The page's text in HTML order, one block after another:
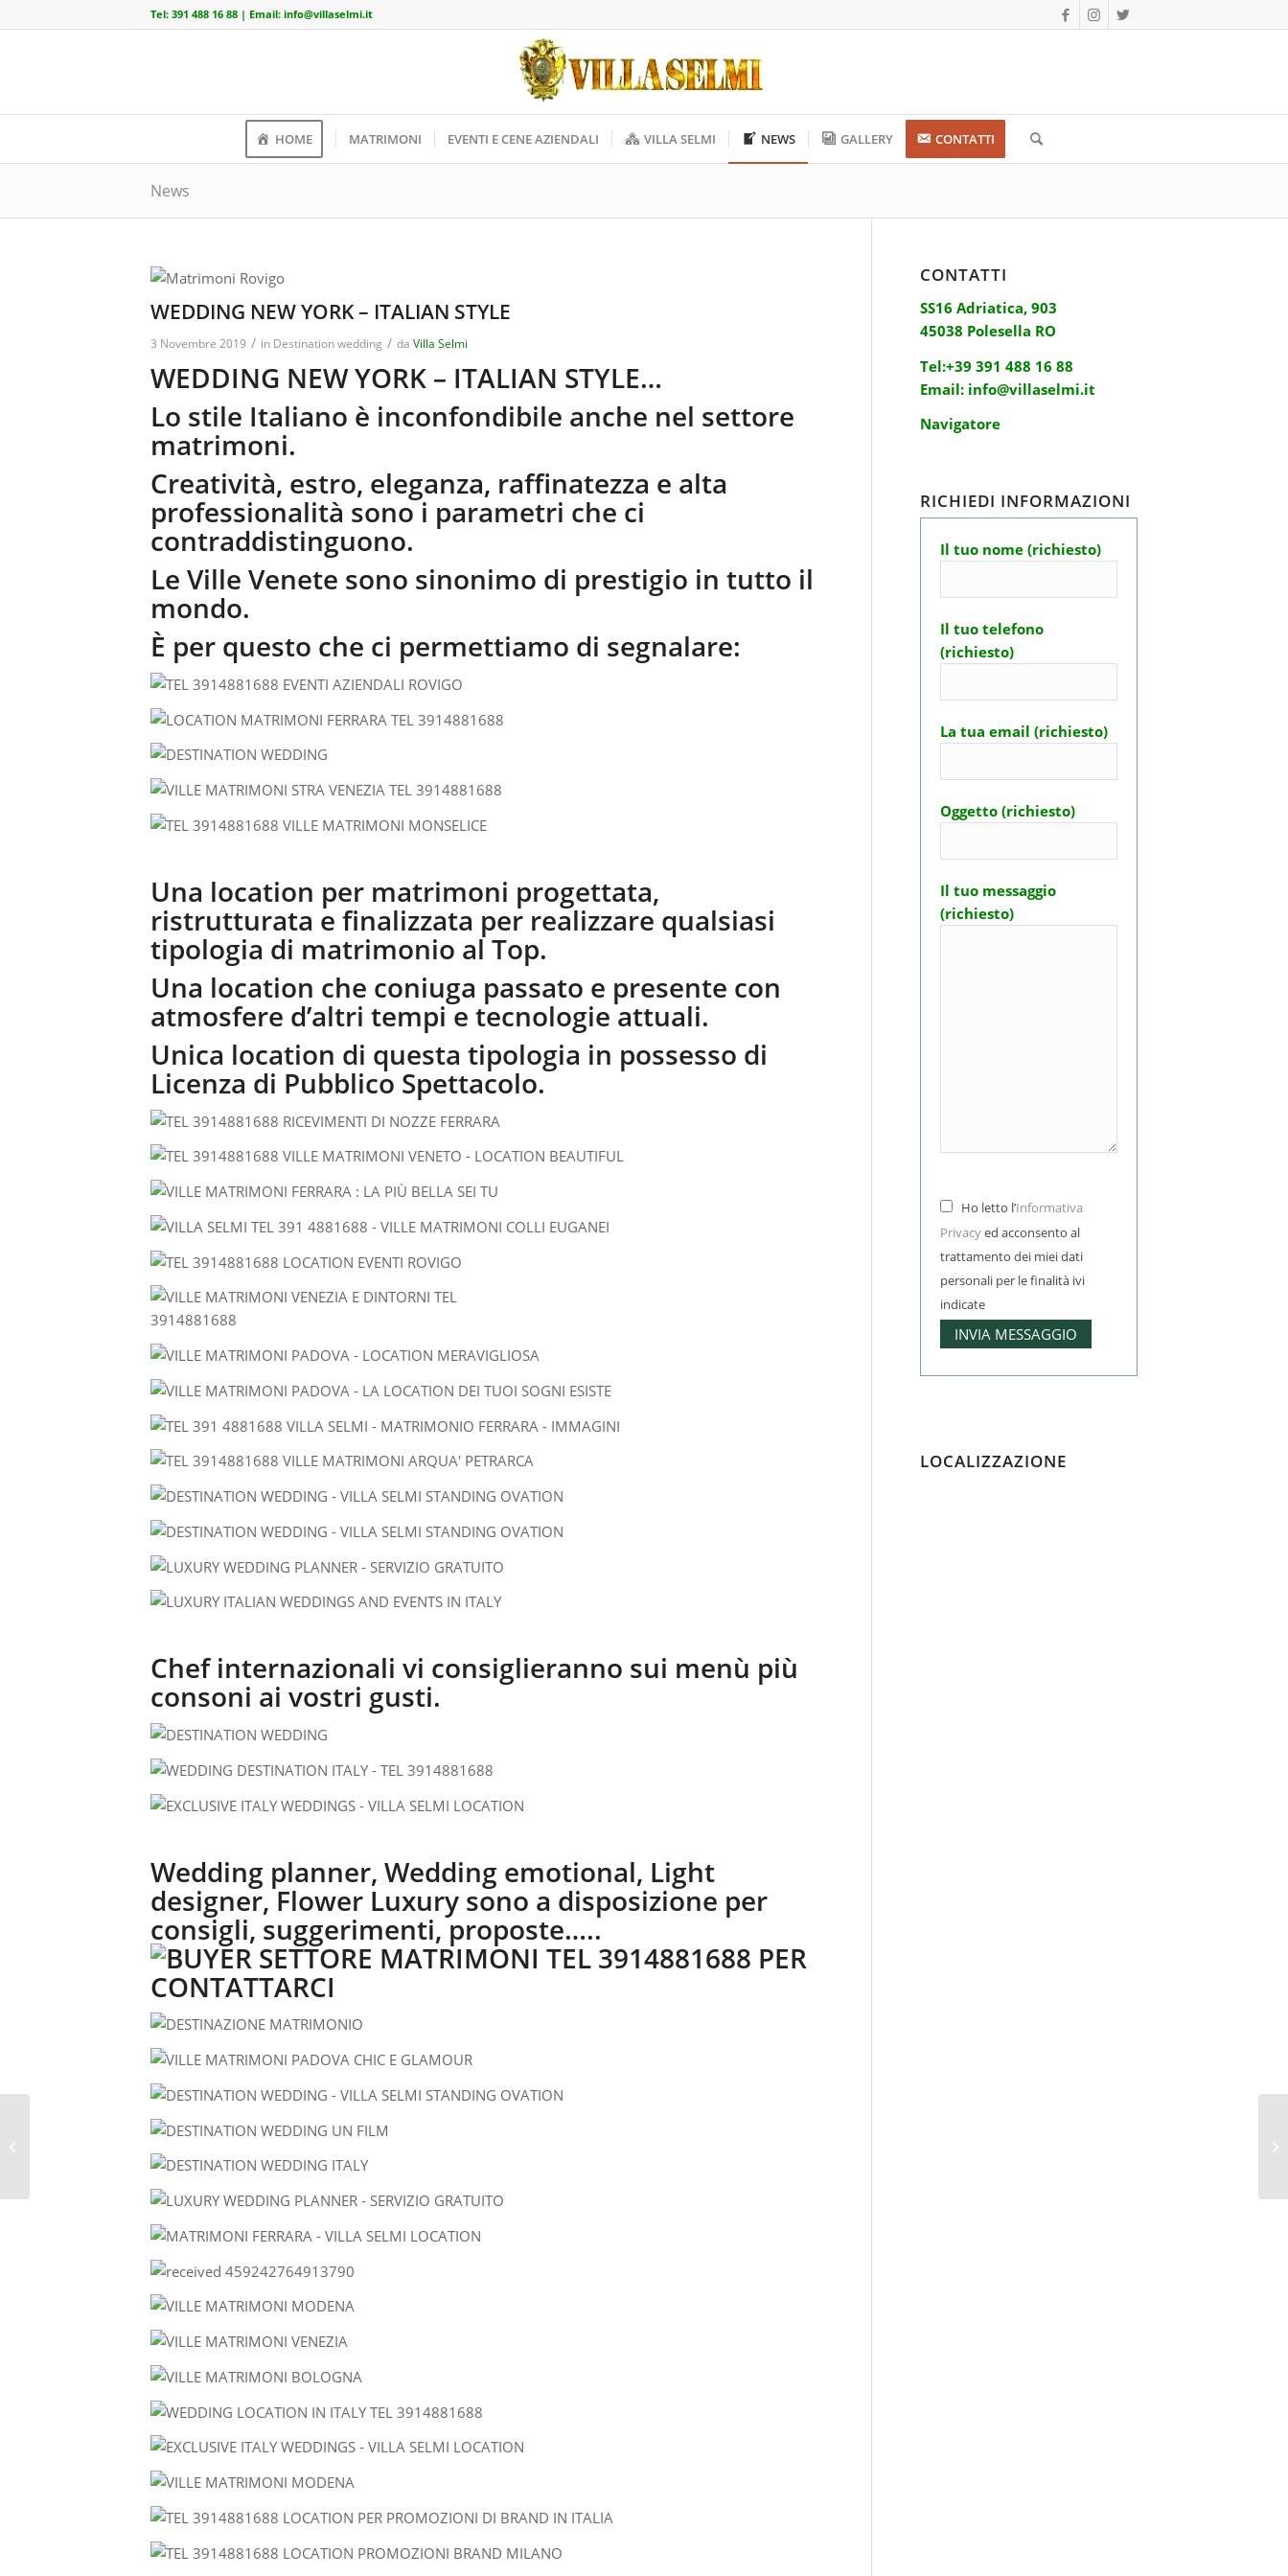
Tel: 391 488 16 88 | Email: info@villaselmi.it
HOME MATRIMONI EVENTI E CENE AZIENDALI VILLA SELMI NEWS GALLERY CONTATTI
News
WEDDING NEW YORK – ITALIAN STYLE
3 Novembre 2019 / in Destination wedding / da Villa Selmi
WEDDING NEW YORK – ITALIAN STYLE…
Lo stile Italiano è inconfondibile anche nel settore
matrimoni.
Creatività, estro, eleganza, raffinatezza e alta
professionalità sono i parametri che ci
contraddistinguono.
Le Ville Venete sono sinonimo di prestigio in tutto il
mondo.
È per questo che ci permettiamo di segnalare:
Una location per matrimoni progettata,
ristrutturata e finalizzata per realizzare qualsiasi
tipologia di matrimonio al Top.
Una location che coniuga passato e presente con
atmosfere d’altri tempi e tecnologie attuali.
Unica location di questa tipologia in possesso di
Licenza di Pubblico Spettacolo.
Chef internazionali vi consiglieranno sui menù più
consoni ai vostri gusti.
Wedding planner, Wedding emotional, Light
designer, Flower Luxury sono a disposizione per
consigli, suggerimenti, proposte…..
CONTATTI
SS16 Adriatica, 903
45038 Polesella RO
Tel:+39 391 488 16 88
Email: info@villaselmi.it
Navigatore
RICHIEDI INFORMAZIONI
Il tuo nome (richiesto)
Il tuo telefono
(richiesto)
La tua email (richiesto)
Oggetto (richiesto)
Il tuo messaggio
(richiesto)
Ho letto l’Informativa
Privacyed acconsento al
trattamento dei miei dati
personali per le finalità ivi
indicate
LOCALIZZAZIONE
WEDDING IN VENICE